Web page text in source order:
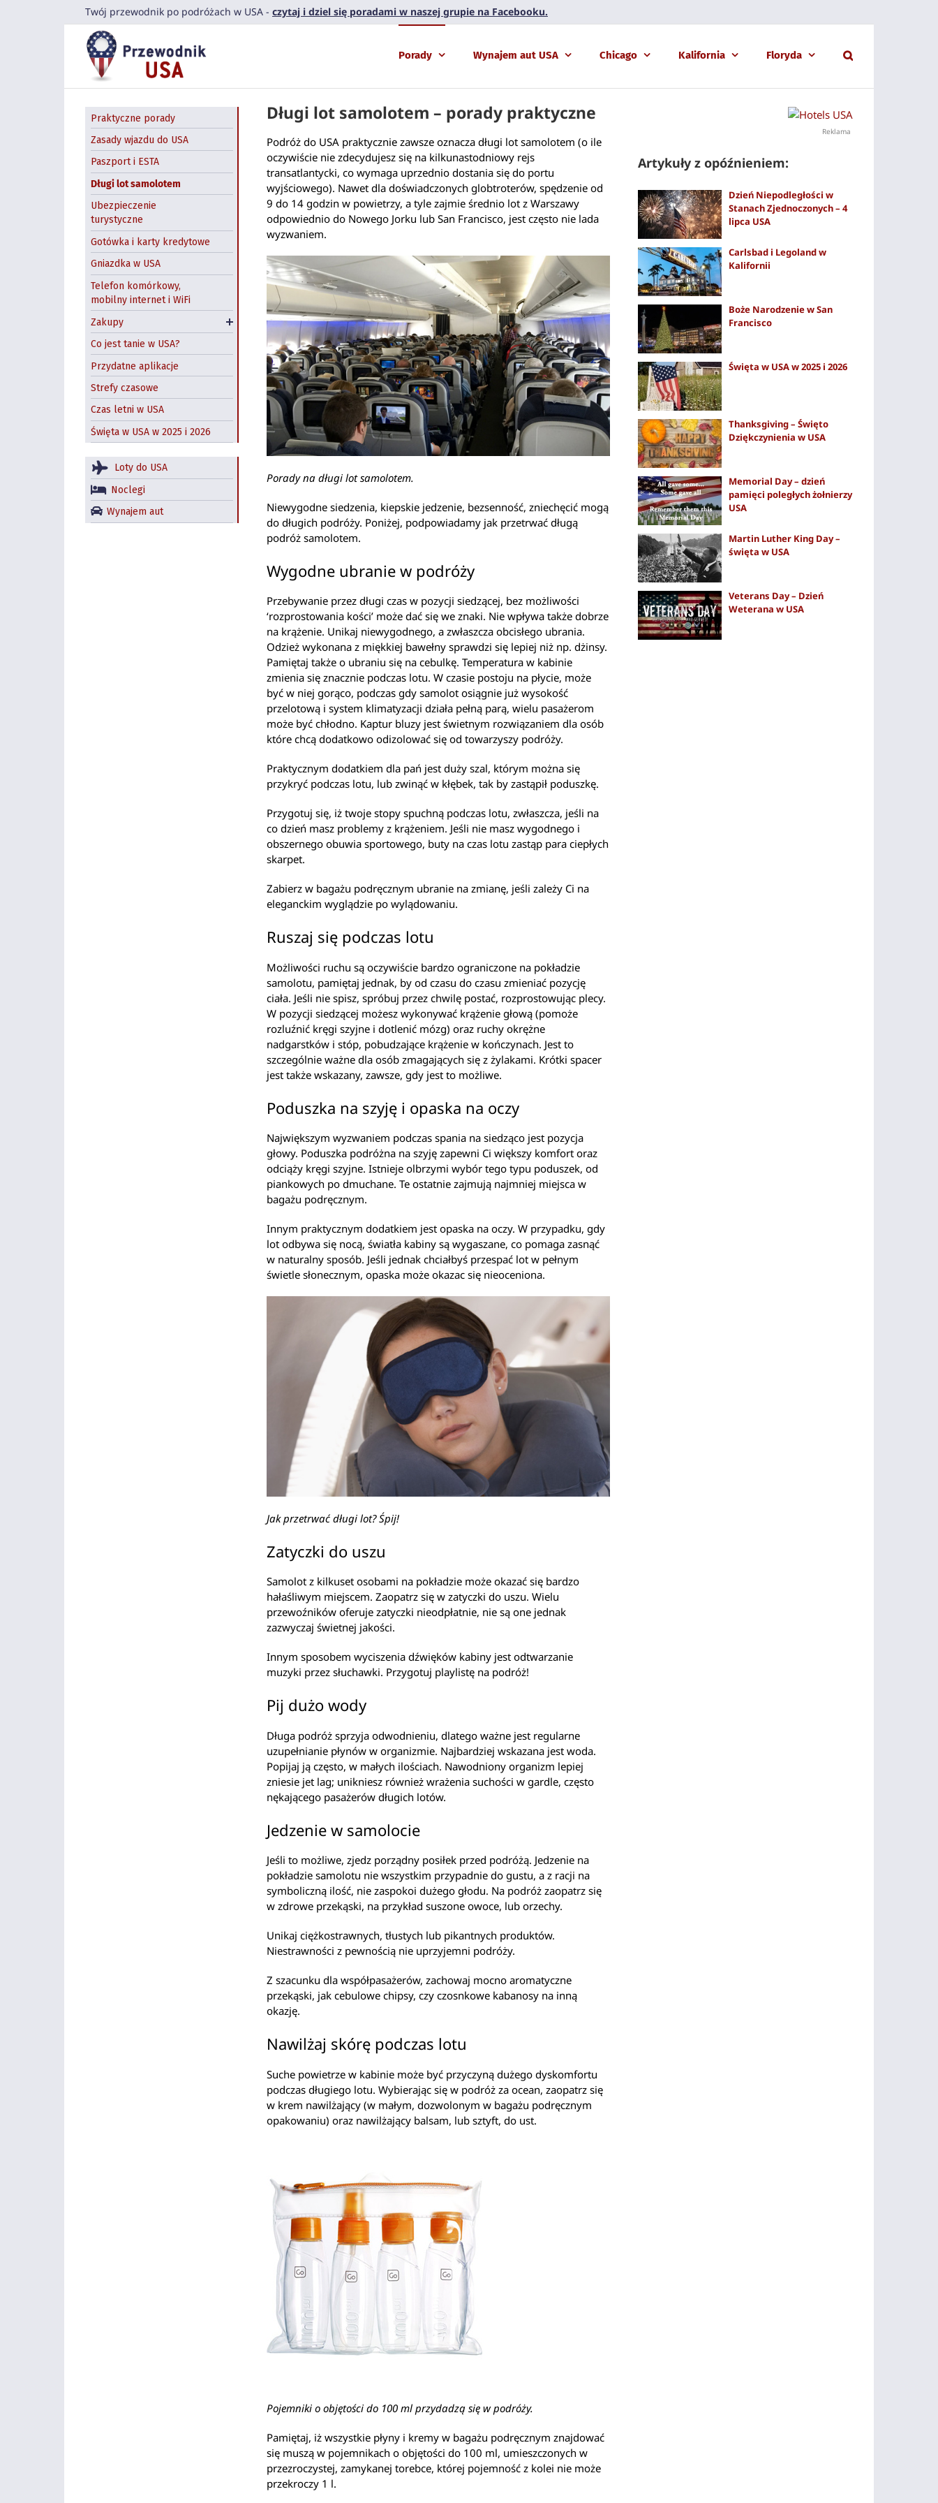
Twój przewodnik po podróżach w USA - czytaj i dziel się poradami w naszej grupie na Facebooku.
Porady Wynajem aut USA Chicago Kalifornia Floryda
Długi lot samolotem – porady praktyczne
Podróż do USA praktycznie zawsze oznacza długi lot samolotem (o ile
oczywiście nie zdecydujesz się na kilkunastodniowy rejs
transatlantycki, co wymaga uprzednio dostania się do portu
wyjściowego). Nawet dla doświadczonych globtroterów, spędzenie od
9 do 14 godzin w powietrzy, a tyle zajmie średnio lot z Warszawy
odpowiednio do Nowego Jorku lub San Francisco, jest często nie lada
wyzwaniem.
Porady na długi lot samolotem.
Niewygodne siedzenia, kiepskie jedzenie, bezsenność, zniechęcić mogą
do długich podróży. Poniżej, podpowiadamy jak przetrwać długą
podróż samolotem.
Wygodne ubranie w podróży
Przebywanie przez długi czas w pozycji siedzącej, bez możliwości
‘rozprostowania kości’ może dać się we znaki. Nie wpływa także dobrze
na krążenie. Unikaj niewygodnego, a zwłaszcza obcisłego ubrania.
Odzież wykonana z miękkiej bawełny sprawdzi się lepiej niż np. dżinsy.
Pamiętaj także o ubraniu się na cebulkę. Temperatura w kabinie
zmienia się znacznie podczas lotu. W czasie postoju na płycie, może
być w niej gorąco, podczas gdy samolot osiągnie już wysokość
przelotową i system klimatyzacji działa pełną parą, wielu pasażerom
może być chłodno. Kaptur bluzy jest świetnym rozwiązaniem dla osób
które chcą dodatkowo odizolować się od towarzyszy podróży.
Praktycznym dodatkiem dla pań jest duży szal, którym można się
przykryć podczas lotu, lub zwinąć w kłębek, tak by zastąpił poduszkę.
Przygotuj się, iż twoje stopy spuchną podczas lotu, zwłaszcza, jeśli na
co dzień masz problemy z krążeniem. Jeśli nie masz wygodnego i
obszernego obuwia sportowego, buty na czas lotu zastąp para ciepłych
skarpet.
Zabierz w bagażu podręcznym ubranie na zmianę, jeśli zależy Ci na
eleganckim wyglądzie po wylądowaniu.
Ruszaj się podczas lotu
Możliwości ruchu są oczywiście bardzo ograniczone na pokładzie
samolotu, pamiętaj jednak, by od czasu do czasu zmieniać pozycję
ciała. Jeśli nie spisz, spróbuj przez chwilę postać, rozprostowując plecy.
W pozycji siedzącej możesz wykonywać krążenie głową (pomoże
rozluźnić kręgi szyjne i dotlenić mózg) oraz ruchy okrężne
nadgarstków i stóp, pobudzające krążenie w kończynach. Jest to
szczególnie ważne dla osób zmagających się z żylakami. Krótki spacer
jest także wskazany, zawsze, gdy jest to możliwe.
Poduszka na szyję i opaska na oczy
Największym wyzwaniem podczas spania na siedząco jest pozycja
głowy. Poduszka podróżna na szyję zapewni Ci większy komfort oraz
odciąży kręgi szyjne. Istnieje olbrzymi wybór tego typu poduszek, od
piankowych po dmuchane. Te ostatnie zajmują najmniej miejsca w
bagażu podręcznym.
Innym praktycznym dodatkiem jest opaska na oczy. W przypadku, gdy
lot odbywa się nocą, światła kabiny są wygaszane, co pomaga zasnąć
w naturalny sposób. Jeśli jednak chciałbyś przespać lot w pełnym
świetle słonecznym, opaska może okazac się nieoceniona.
Jak przetrwać długi lot? Śpij!
Zatyczki do uszu
Samolot z kilkuset osobami na pokładzie może okazać się bardzo
hałaśliwym miejscem. Zaopatrz się w zatyczki do uszu. Wielu
przewoźników oferuje zatyczki nieodpłatnie, nie są one jednak
zazwyczaj świetnej jakości.
Innym sposobem wyciszenia dźwięków kabiny jest odtwarzanie
muzyki przez słuchawki. Przygotuj playlistę na podróż!
Pij dużo wody
Długa podróż sprzyja odwodnieniu, dlatego ważne jest regularne
uzupełnianie płynów w organizmie. Najbardziej wskazana jest woda.
Popijaj ją często, w małych ilościach. Nawodniony organizm lepiej
zniesie jet lag; unikniesz również wrażenia suchości w gardle, często
nękającego pasażerów długich lotów.
Jedzenie w samolocie
Jeśli to możliwe, zjedz porządny posiłek przed podróżą. Jedzenie na
pokładzie samolotu nie wszystkim przypadnie do gustu, a z racji na
symboliczną ilość, nie zaspokoi dużego głodu. Na podróż zaopatrz się
w zdrowe przekąski, na przykład suszone owoce, lub orzechy.
Unikaj ciężkostrawnych, tłustych lub pikantnych produktów.
Niestrawności z pewnością nie uprzyjemni podróży.
Z szacunku dla współpasażerów, zachowaj mocno aromatyczne
przekąski, jak cebulowe chipsy, czy czosnkowe kabanosy na inną
okazję.
Nawilżaj skórę podczas lotu
Suche powietrze w kabinie może być przyczyną dużego dyskomfortu
podczas długiego lotu. Wybierając się w podróż za ocean, zaopatrz się
w krem nawilżający (w małym, dozwolonym w bagażu podręcznym
opakowaniu) oraz nawilżający balsam, lub sztyft, do ust.
Pojemniki o objętości do 100 ml przydadzą się w podróży.
Pamiętaj, iż wszystkie płyny i kremy w bagażu podręcznym znajdować
się muszą w pojemnikach o objętości do 100 ml, umieszczonych w
przezroczystej, zamykanej torebce, której pojemność z kolei nie może
przekroczy 1 l.
Praktyczne porady
Zasady wjazdu do USA
Paszport i ESTA
Długi lot samolotem
Ubezpieczenie
turystyczne
Gotówka i karty kredytowe
Gniazdka w USA
Telefon komórkowy,
mobilny internet i WiFi
Zakupy
Zakupy w USA online
Paczki z USA do Polski
Co jest tanie w USA?
Przydatne aplikacje
Strefy czasowe
Czas letni w USA
Święta w USA w 2025 i 2026
Loty do USA
Noclegi
Wynajem aut
Reklama
Artykuły z opóźnieniem:
Dzień Niepodległości w
Stanach Zjednoczonych – 4
lipca USA
Carlsbad i Legoland w
Kalifornii
Boże Narodzenie w San
Francisco
Święta w USA w 2025 i 2026
Thanksgiving – Święto
Dziękczynienia w USA
Memorial Day – dzień
pamięci poległych żołnierzy
USA
Martin Luther King Day –
święta w USA
Veterans Day – Dzień
Weterana w USA